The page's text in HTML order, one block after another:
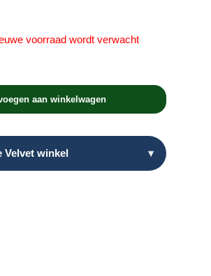
voorraad wordt verwacht
aan winkelwagen
Velvet winkel ▾